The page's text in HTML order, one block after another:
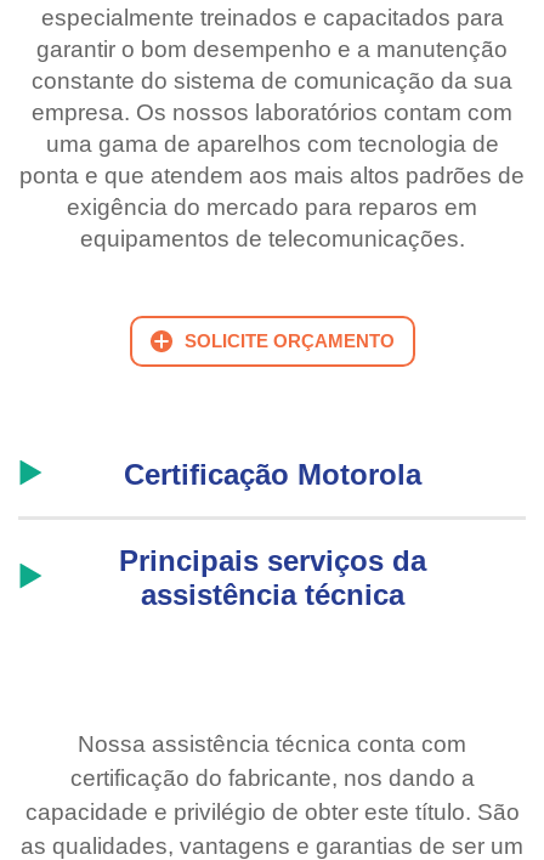
especialmente treinados e capacitados para
garantir o bom desempenho e a manutenção
constante do sistema de comunicação da sua
empresa. Os nossos laboratórios contam com
uma gama de aparelhos com tecnologia de
ponta e que atendem aos mais altos padrões de
exigência do mercado para reparos em
equipamentos de telecomunicações.
SOLICITE ORÇAMENTO
Certificação Motorola
Principais serviços da
assistência técnica
Nossa assistência técnica conta com
certificação do fabricante, nos dando a
capacidade e privilégio de obter este título. São
as qualidades, vantagens e garantias de ser um